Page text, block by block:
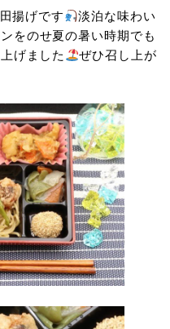
揚げです
淡泊な味わい
をのせ夏の暑い時期でも
げました
ぜひ召し上が